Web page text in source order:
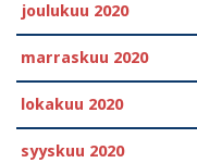
joulukuu 2020
marraskuu 2020
lokakuu 2020
syyskuu 2020